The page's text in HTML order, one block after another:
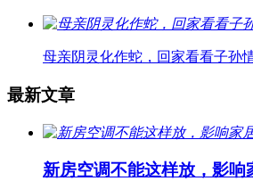
母亲阴灵化作蛇，回家看看子孙
最新文章
新房空调不能这样放，影响